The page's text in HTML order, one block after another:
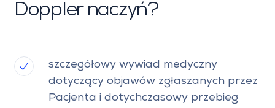
Doppler naczyń?
szczegółowy wywiad medyczny
dotyczący objawów zgłaszanych przez
Pacjenta i dotychczasowy przebieg